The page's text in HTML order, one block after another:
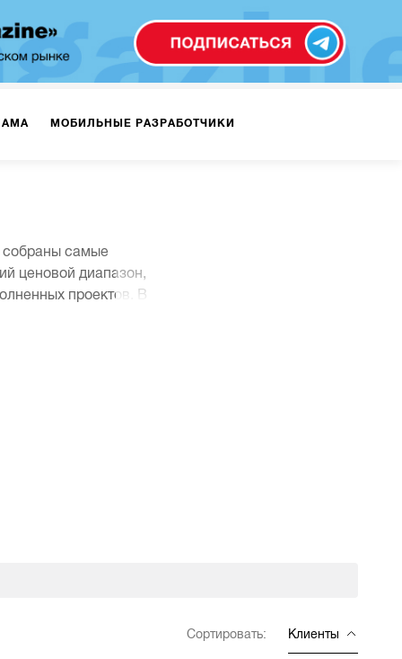
МОБИЛЬНЫЕ РАЗРАБОТЧИКИ
МОБИЛЬНЫХ ПРИЛОЖЕНИЙ
собраны самые
ценовой диапазон,
проектов. В
и сроками.
Сортировать: Клиенты